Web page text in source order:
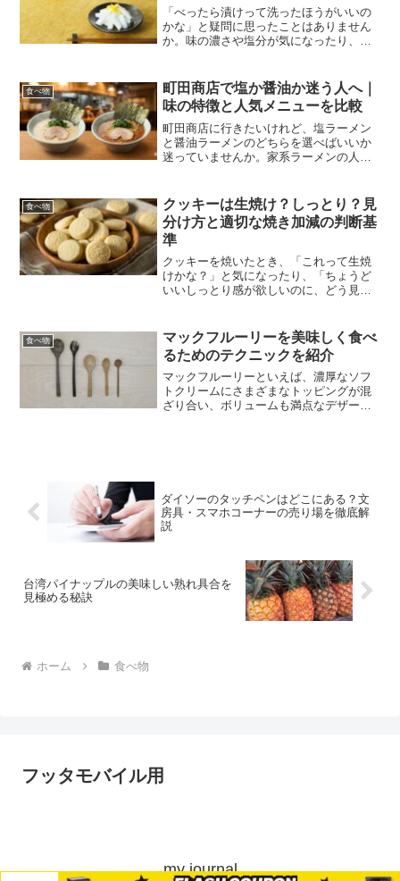
「べったら漬けって洗ったほうがいいの
かな」と疑問に思ったことはありません
か。味の濃さや塩分が気になったり、表
メリットがあるんです。この記事では、
べったら漬けを洗うべきか...
食べ物
町田商店で塩か醤油か迷う人へ｜
味の特徴と人気メニューを比較
町田商店に行きたいけれど、塩ラーメン
と醤油ラーメンのどちらを選べばいいか
迷っていませんか。家系ラーメンの人気
烈なファンがいるんですよね。初めて訪
れる方にとって、どちらを...
食べ物
クッキーは生焼け？しっとり？見
分け方と適切な焼き加減の判断基
準
クッキーを焼いたとき、「これって生焼
けかな？」と気になったり、「ちょうど
いいしっとり感が欲しいのに、どう見極
るけれど実際はちょうどいいしっとり感
だったり、逆にしっとりし...
食べ物
マックフルーリーを美味しく食べ
るためのテクニックを紹介
マックフルーリーといえば、濃厚なソフ
トクリームにさまざまなトッピングが混
ざり合い、ボリュームも満点なデザート
ダイソーのタッチペンはどこにある？文
房具・スマホコーナーの売り場を徹底解
説
台湾パイナップルの美味しい熟れ具合を
見極める秘訣
ホーム 食べ物
フッタモバイル用
my journal